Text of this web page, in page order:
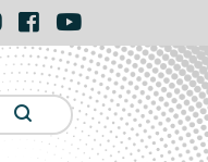
Instagram
FacebookYouTube